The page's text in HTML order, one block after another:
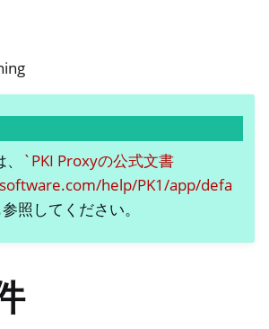
`PKI Proxyの公式文書
help/PK1/app/defa
参照してください。